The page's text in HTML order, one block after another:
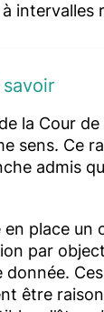
à intervalles
la Cour
sens. Ce
admis
place un
par
donnée.
être